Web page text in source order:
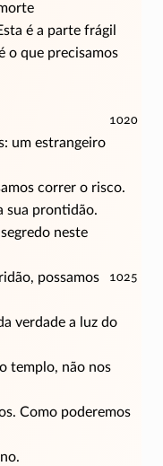
é a parte frágil
o que precisamos
1020
um estrangeiro
correr o risco.
sua prontidão.
neste
1025
possamos
verdade a luz do
templo, não nos
Como poderemos